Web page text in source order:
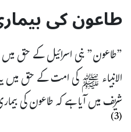
طاعون کی
”طاعون” بنی اسرائیل کے حق میں
الانبیاء ﷺ کی امت کے حق میں
شریف میں آیا ہے کہ طاعون کی
(3)